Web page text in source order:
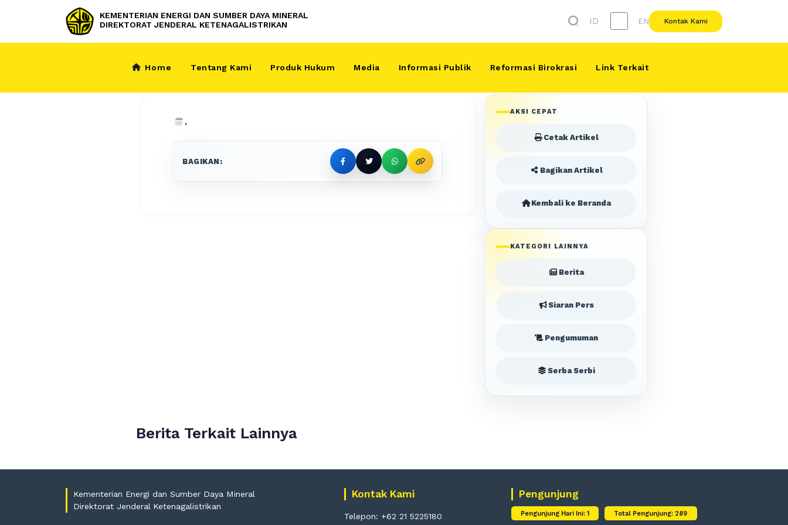
KEMENTERIAN ENERGI DAN SUMBER DAYA MINERAL
DIREKTORAT JENDERAL KETENAGALISTRIKAN
ID EN Kontak Kami
Home Tentang Kami Produk Hukum Media Informasi Publik Reformasi Birokrasi Link Terkait
,
BAGIKAN:
AKSI CEPAT
Cetak Artikel
Bagikan Artikel
Kembali ke Beranda
KATEGORI LAINNYA
Berita
Siaran Pers
Pengumuman
Serba Serbi
Berita Terkait Lainnya
Kementerian Energi dan Sumber Daya Mineral
Direktorat Jenderal Ketenagalistrikan
Kontak Kami
Telepon: +62 21 5225180
Pengunjung
Pengunjung Hari Ini: 1 Total Pengunjung: 289